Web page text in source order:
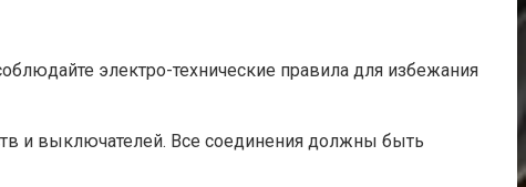
электро-технические правила для избежания
и выключателей. Все соединения должны быть